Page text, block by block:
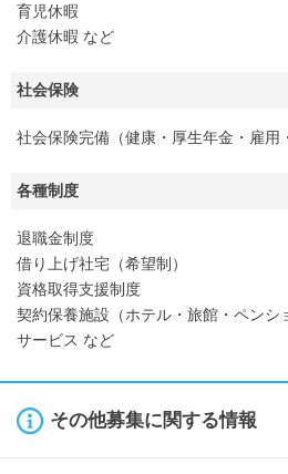
育児休暇
介護休暇 など
社会保険
社会保険完備（健康・厚生年金・雇用
各種制度
退職金制度
借り上げ社宅（希望制）
資格取得支援制度
契約保養施設（ホテル・旅館・ペンシ
サービス など
その他募集に関する情報